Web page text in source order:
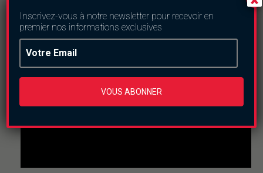
En direct
This
The media could not be loaded, either because the
server or network failed or because the format is not
supported.
Inscrivez-vous à notre newsletter pour recevoir en
premier nos informations exclusives
VOUS ABONNER